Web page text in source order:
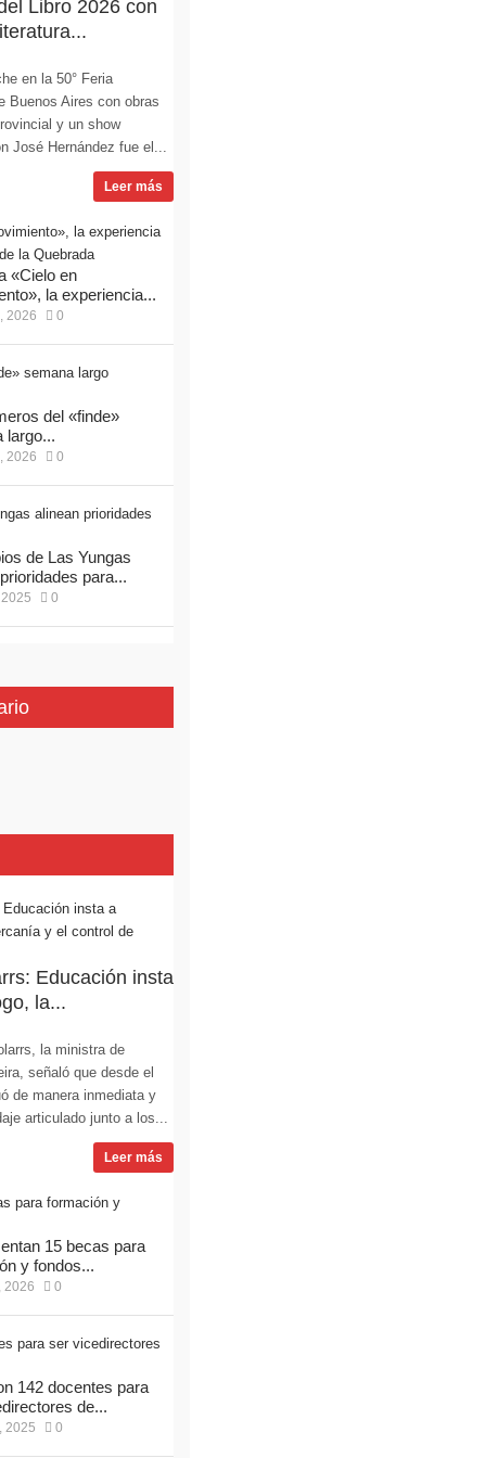
Libro 2026 con
en la 50° Feria
Buenos Aires con obras
y un show
José Hernández fue el...
Leer más
«Cielo en
la experiencia...
2026 0
del «finde»
largo...
2026 0
de Las Yungas
para...
0
Educación insta
la...
la ministra de
señaló que desde el
de manera inmediata y
articulado junto a los...
Leer más
15 becas para
y fondos...
2026 0
142 docentes para
de...
2025 0